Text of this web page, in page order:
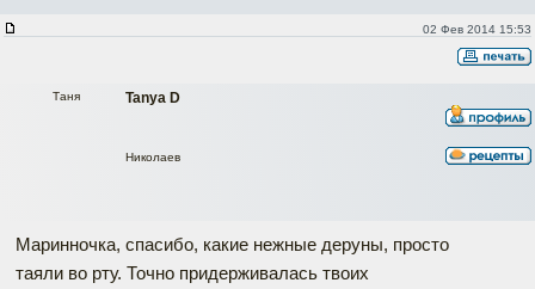
02 Фев 2014 15:53
Tanya D
Таня
Николаев
Маринночка, спасибо, какие нежные деруны, просто
таяли во рту. Точно придерживалась твоих